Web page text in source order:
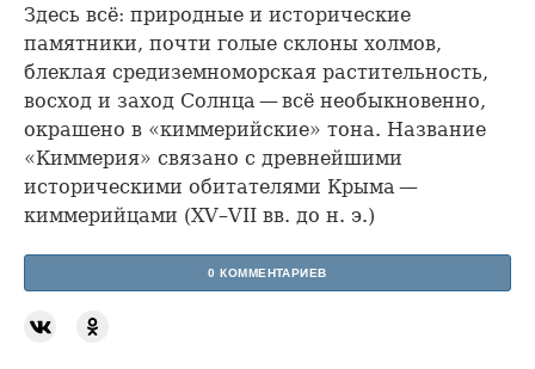
Здесь всё: природные и исторические
памятники, почти голые склоны холмов,
блеклая средиземноморская растительность,
восход и заход Солнца — всё необыкновенно,
окрашено в «киммерийские» тона. Название
«Киммерия» связано с древнейшими
историческими обитателями Крыма —
киммерийцами (XV–VII вв. до н. э.)
0 КОММЕНТАРИЕВ